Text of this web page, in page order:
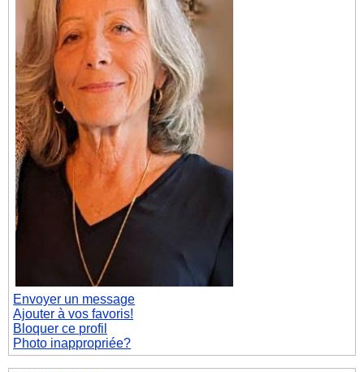
Envoyer un message
Ajouter à vos favoris!
Bloquer ce profil
Photo inappropriée?